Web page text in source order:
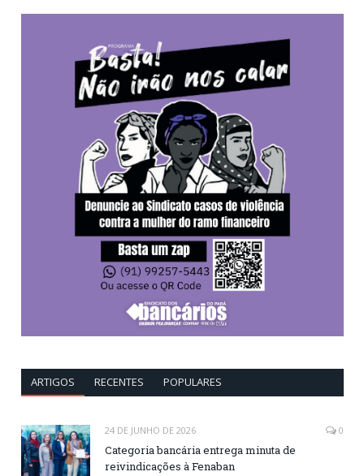
ARTIGOS RECENTES POPULARES
24 DE JUNHO DE 2026 0
Categoria bancária entrega minuta de
reivindicações à Fenaban